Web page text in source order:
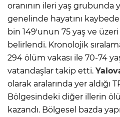
oranının ileri yaş grubunda
genelinde hayatını
bin 149'unun 75 yaş ve
belirlendi. Kronolojik
294 ölüm vakası ile 70-74
vatandaşlar takip etti.
olarak aralarında yer aldığı
Bölgesindeki diğer illerin
kazandı. Bölgesel bazda